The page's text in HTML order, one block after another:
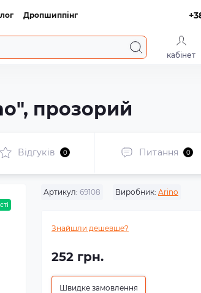
Дропшиппінг
кабінет
прозорий
Відгуків 0 Питання 0
Артикул: 69108 Виробник: Arino
Знайшли дешевше?
252 грн.
Швидке замовлення